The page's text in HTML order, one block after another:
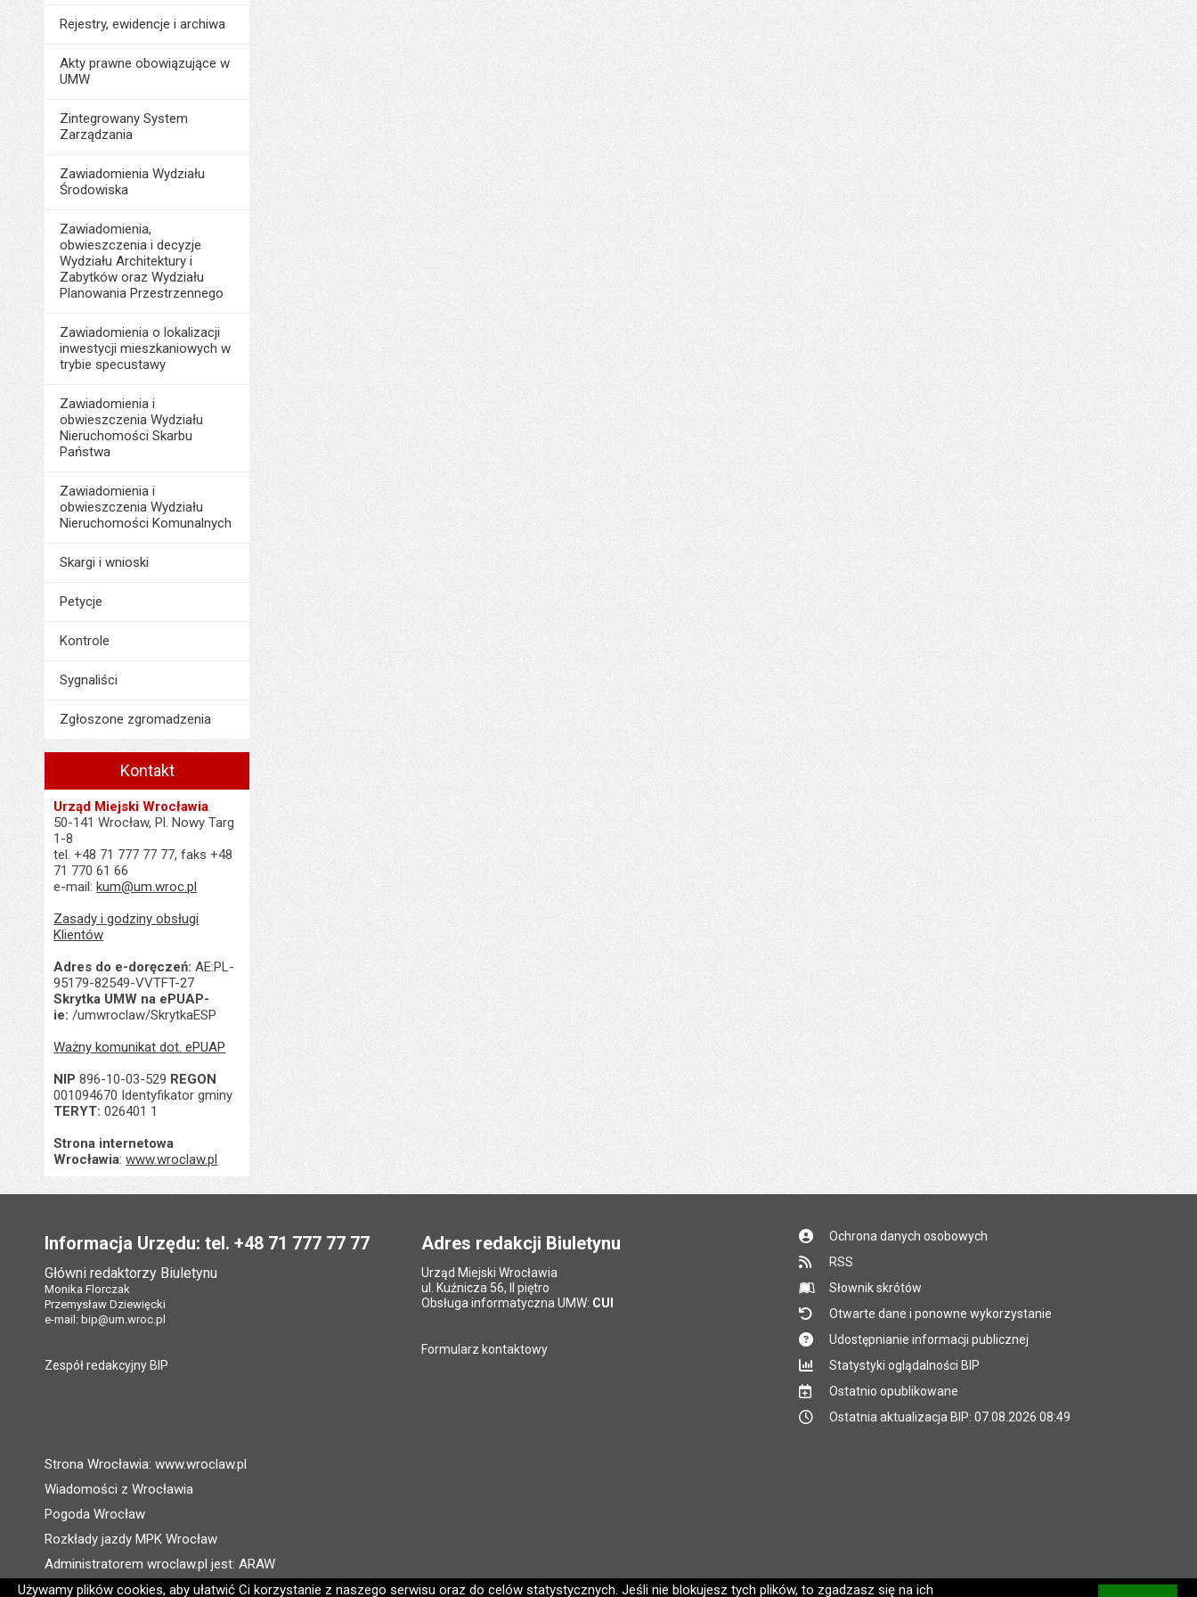
Używamy plików cookies, aby ułatwić Ci korzystanie z naszego serwisu oraz do celów statystycznych. Jeśli nie blokujesz tych plików, to zgadzasz się na ich
Rejestry, ewidencje i archiwa
Akty prawne obowiązujące w
UMW
Zintegrowany System
Zarządzania
Zawiadomienia Wydziału
Środowiska
Zawiadomienia,
obwieszczenia i decyzje
Wydziału Architektury i
Zabytków oraz Wydziału
Planowania Przestrzennego
Zawiadomienia o lokalizacji
inwestycji mieszkaniowych w
trybie specustawy
Zawiadomienia i
obwieszczenia Wydziału
Nieruchomości Skarbu
Państwa
Zawiadomienia i
obwieszczenia Wydziału
Nieruchomości Komunalnych
Skargi i wnioski
Petycje
Kontrole
Sygnaliści
Zgłoszone zgromadzenia
Kontakt
Urząd Miejski Wrocławia
50-141 Wrocław, Pl. Nowy Targ
1-8
tel. +48 71 777 77 77, faks +48
71 770 61 66
e-mail:kum@um.wroc.pl
Zasady i godziny obsługi
Klientów
Adres do e-doręczeń: AE:PL-
95179-82549-VVTFT-27
Skrytka UMW na ePUAP-
ie: /umwroclaw/SkrytkaESP
Ważny komunikat dot. ePUAP
NIP 896-10-03-529 REGON
001094670 Identyfikator gminy
TERYT: 026401 1
Strona internetowa
Wrocławia:www.wroclaw.pl
Informacja Urzędu: tel. +48 71 777 77 77
Główni redaktorzy Biuletynu
Monika Florczak
Przemysław Dziewięcki
e-mail: bip@um.wroc.pl
Zespół redakcyjny BIP
Adres redakcji Biuletynu
Urząd Miejski Wrocławia
ul. Kuźnicza 56, II piętro
Obsługa informatyczna UMW: CUI
Formularz kontaktowy
Ochrona danych osobowych
RSS
Słownik skrótów
Otwarte dane i ponowne wykorzystanie
Udostępnianie informacji publicznej
Statystyki oglądalności BIP
Ostatnio opublikowane
Ostatnia aktualizacja BIP: 07.08.2026 08:49
Strona Wrocławia: www.wroclaw.pl
Wiadomości z Wrocławia
Pogoda Wrocław
Rozkłady jazdy MPK Wrocław
Administratorem wroclaw.pl jest: ARAW